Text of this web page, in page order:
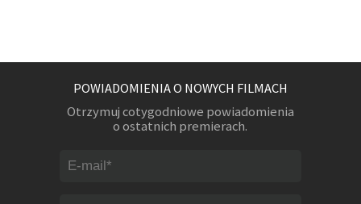
POWIADOMIENIA O NOWYCH FILMACH
Otrzymuj cotygodniowe powiadomienia
o ostatnich premierach.